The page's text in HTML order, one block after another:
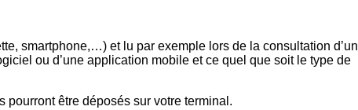
smartphone,…) et lu par exemple lors de la consultation d’un
ou d’une application mobile et ce quel que soit le type de
pourront être déposés sur votre terminal.